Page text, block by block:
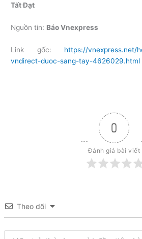
Tất Đạt
Nguồn tin: Báo Vnexpress
Link gốc: https://vnexpress.net/
vndirect-duoc-sang-tay-4626029.html
0
Đánh giá bài viết
Theo dõi